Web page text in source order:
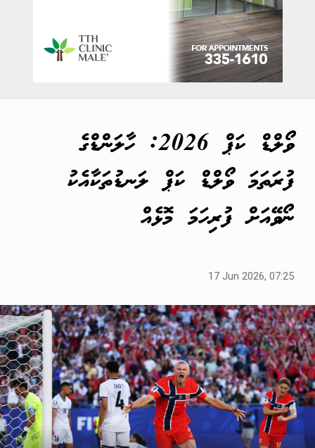
ވޯލްޑް ކަޕް 2026: ހާލަންޑްގެ
ފުރަތަމަ ވޯލްޑް ކަޕް ލަނޑުތަކާއެކު
ނޯވޭއަށް ފުރިހަމަ މޮޅެއް
17 Jun 2026, 07:25